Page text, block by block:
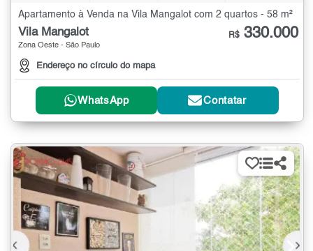
Apartamento à Venda na Vila Mangalot com 2 quartos - 58 m²
Vila Mangalot
Zona Oeste - São Paulo
Endereço no círculo do mapa
R$ 330.000
WhatsApp Contatar